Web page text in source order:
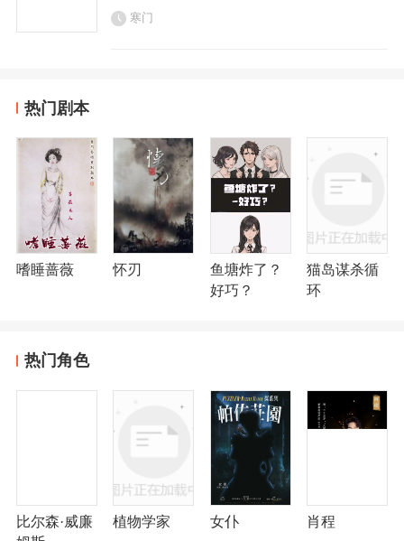
寒门
热门剧本
嗜睡蔷薇 怀刃
鱼塘炸了？
好巧？
猫岛谋杀循
环
热门角色
比尔森·威廉
植物学家 女仆 肖程